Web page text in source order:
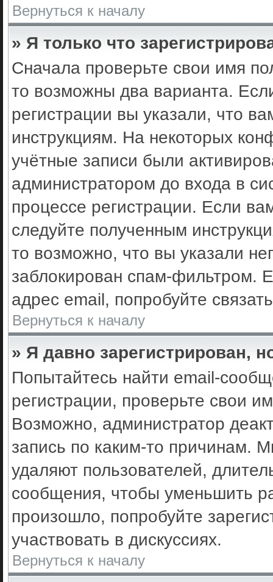
Вернуться к началу
» Я только что
Сначала проверьте свои имя
то возможны два варианта.
регистрации вы указали, что
инструкциям. На некоторых
учётные записи были
администратором до входа в
процессе регистрации. Если
следуйте полученным
то возможно, что вы указали
заблокирован спам-фильтром.
адрес email, попробуйте
Вернуться к началу
» Я давно зарегистрирован,
Попытайтесь найти email-
регистрации, проверьте свои
Возможно, администратор
запись по каким-то причинам.
удаляют пользователей,
сообщения, чтобы уменьшить
произошло, попробуйте
участвовать в дискуссиях.
Вернуться к началу